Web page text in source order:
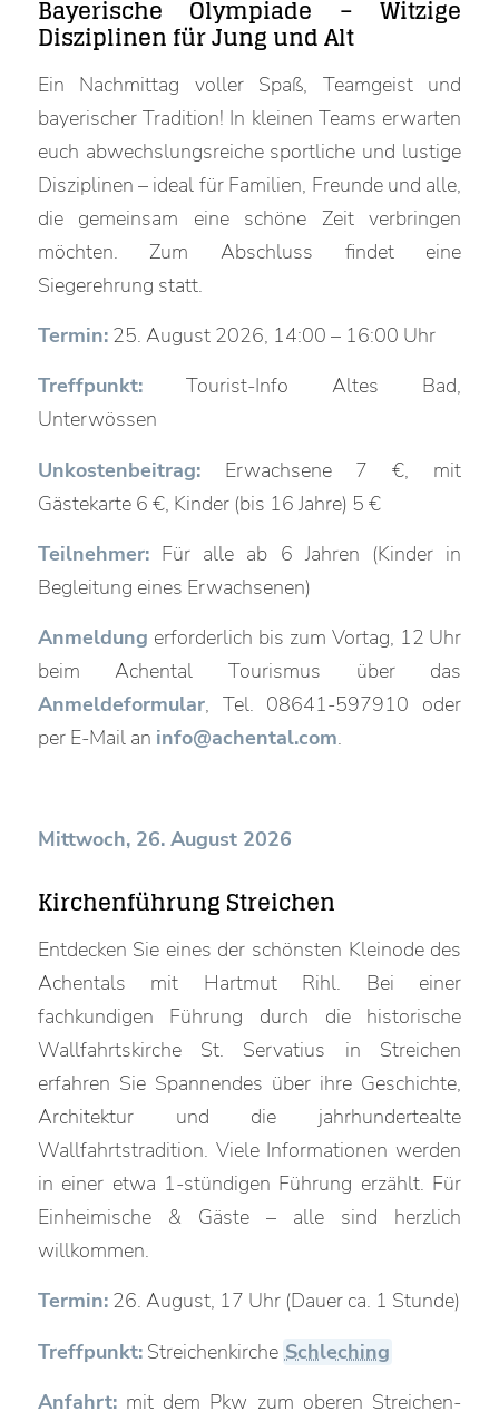
Bayerische Olympiade – Witzige
Disziplinen für Jung und Alt
Ein Nachmittag voller Spaß, Teamgeist und
bayerischer Tradition! In kleinen Teams erwarten
euch abwechslungsreiche sportliche und lustige
Disziplinen – ideal für Familien, Freunde und alle,
die gemeinsam eine schöne Zeit verbringen
möchten. Zum Abschluss findet eine
Siegerehrung statt.
Termin:25. August 2026, 14:00 – 16:00 Uhr
Treffpunkt:Tourist-Info Altes Bad,
Unterwössen
Unkostenbeitrag:Erwachsene 7 €, mit
Gästekarte 6 €, Kinder (bis 16 Jahre) 5 €
Teilnehmer:Für alle ab 6 Jahren (Kinder in
Begleitung eines Erwachsenen)
Anmeldung erforderlich bis zum Vortag, 12 Uhr
beim Achental Tourismus über das
Anmeldeformular, Tel. 08641-597910 oder
per E-Mail an info@achental.com.
Mittwoch, 26. August 2026
Kirchenführung Streichen
Entdecken Sie eines der schönsten Kleinode des
Achentals mit Hartmut Rihl. Bei einer
fachkundigen Führung durch die historische
Wallfahrtskirche St. Servatius in Streichen
erfahren Sie Spannendes über ihre Geschichte,
Architektur und die jahrhundertealte
Wallfahrtstradition. Viele Informationen werden
in einer etwa 1-stündigen Führung erzählt. Für
Einheimische & Gäste – alle sind herzlich
willkommen.
Termin:26. August, 17 Uhr (Dauer ca. 1 Stunde)
Treffpunkt:Streichenkirche Schleching
Anfahrt:mit dem Pkw zum oberen Streichen-